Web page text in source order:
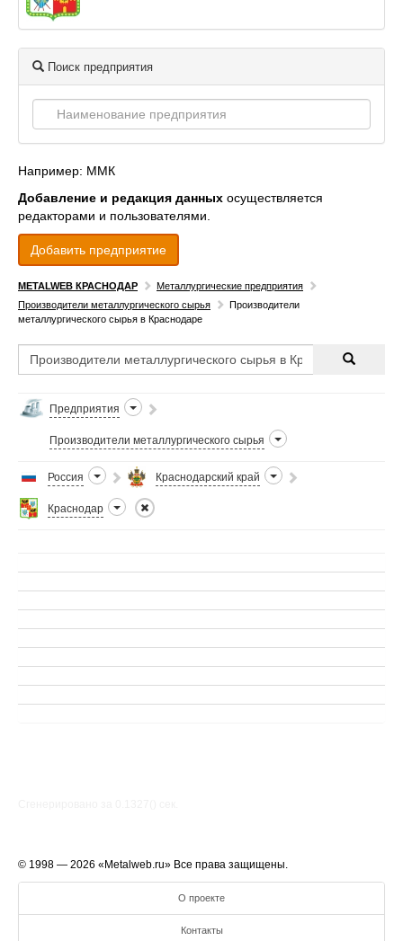
Поиск предприятия
Например: ММК
Добавление и редакция данных осуществляется
редакторами и пользователями.
Добавить предприятие
METALWEB КРАСНОДАР
Металлургические предприятия
Производители металлургического сырья
Производители
металлургического сырья в Краснодаре
Предприятия
Производители металлургического сырья
Россия Краснодарский край
Краснодар
© 1998 — 2026 «Metalweb.ru» Все права защищены.
О проекте
Контакты